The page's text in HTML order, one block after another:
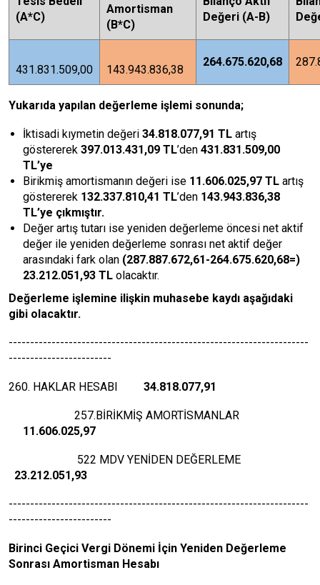
(A*C)
Amortisman
(B*C)
Değeri (A-B)
431.831.509,00 143.943.836,38
264.675.620,68
Yukarıda yapılan değerleme işlemi sonunda;
İktisadi kıymetin değeri 34.818.077,91 TL artış
göstererek 397.013.431,09 TL’den 431.831.509,00
TL’ye
Birikmiş amortismanın değeri ise 11.606.025,97 TL artış
göstererek 132.337.810,41 TL’den 143.943.836,38
TL’ye çıkmıştır.
Değer artış tutarı ise yeniden değerleme öncesi net aktif
değer ile yeniden değerleme sonrası net aktif değer
arasındaki fark olan (287.887.672,61-264.675.620,68=)
23.212.051,93 TL olacaktır.
Değerleme işlemine ilişkin muhasebe kaydı aşağıdaki
gibi olacaktır.
----------------------------------------------------------------------
------------------------
260. HAKLAR HESABI 34.818.077,91
257.BİRİKMİŞ AMORTİSMANLAR
11.606.025,97
522 MDV YENİDEN DEĞERLEME
23.212.051,93
----------------------------------------------------------------------
------------------------
Birinci Geçici Vergi Dönemi İçin Yeniden Değerleme
Sonrası Amortisman Hesabı